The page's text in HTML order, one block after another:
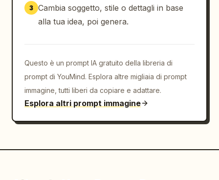
dettagliato di un codice a barre commerciale
con numeri di serie fini stampato in bianco
direzionale da studio, che mette in risalto
la texture naturale della pelle, la grana del
tessuto dell'abbigliamento e gli accessori
prospettiva è uno scatto dal basso, rivolto
verso l'alto per esaltare l'
3 Cambia soggetto, stile o dettagli in base
alla tua idea, poi genera.
Questo è un prompt IA gratuito della libreria di
prompt di YouMind. Esplora altre migliaia di prompt
immagine, tutti liberi da copiare e adattare.
Esplora altri prompt immagine